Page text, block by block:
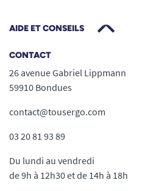
AIDE ET CONSEILS
CONTACT
26 avenue Gabriel Lippmann
59910 Bondues
contact@tousergo.com
03 20 81 93 89
Du lundi au vendredi
de 9h à 12h30 et de 14h à 18h